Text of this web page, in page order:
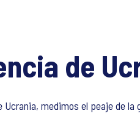
de
medimos el peaje de